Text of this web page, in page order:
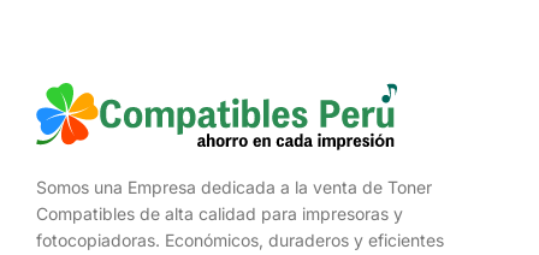
Somos una Empresa dedicada a la venta de Toner
Compatibles de alta calidad para impresoras y
fotocopiadoras. Económicos, duraderos y eficientes